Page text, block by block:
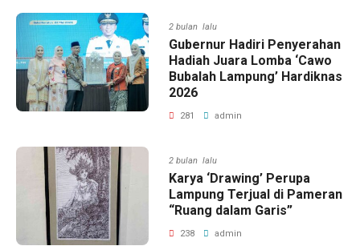
2 bulan lalu
Gubernur Hadiri Penyerahan
Hadiah Juara Lomba ‘Cawo
Bubalah Lampung’ Hardiknas
2026
281 admin
2 bulan lalu
Karya ‘Drawing’ Perupa
Lampung Terjual di Pameran
“Ruang dalam Garis”
238 admin